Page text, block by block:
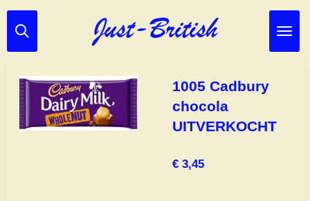
Ga
direct
hoofdinhoud
1005 Cadbury
chocola
UITVERKOCHT
€ 3,45